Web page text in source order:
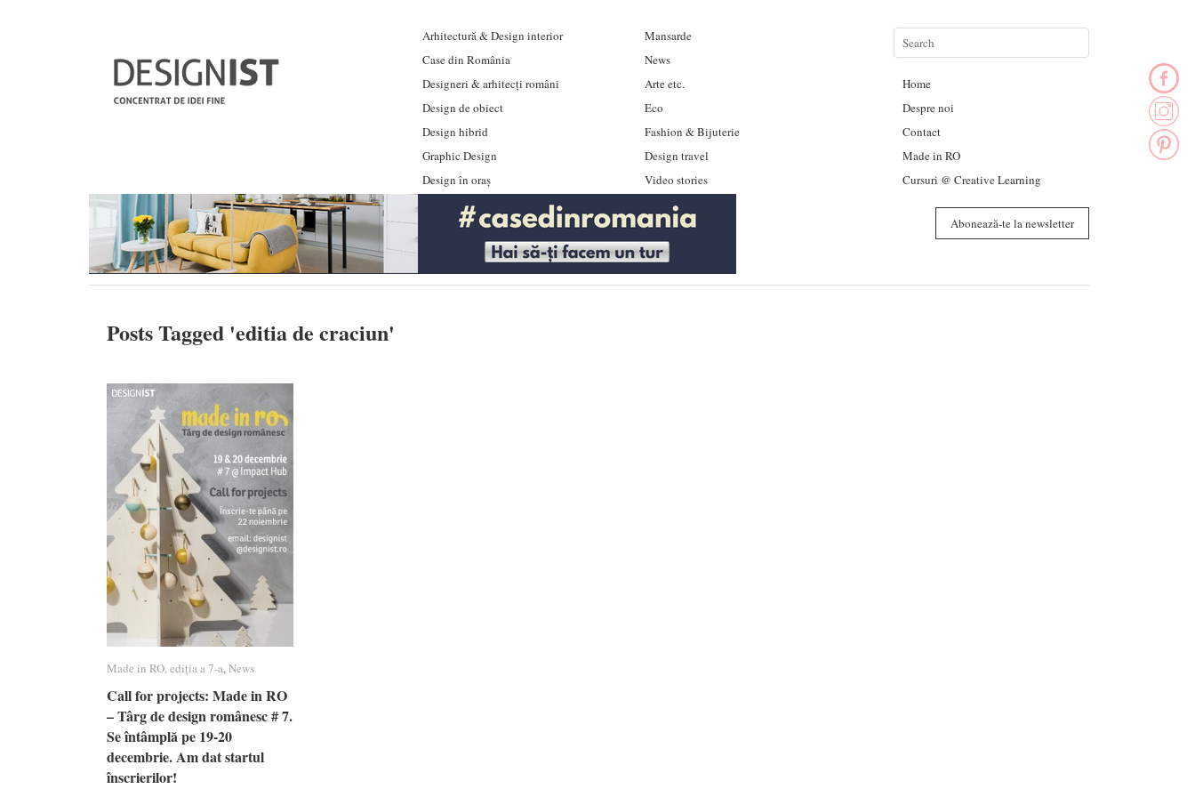
Arhitectură & Design interior
Case din România
Designeri & arhitecți români
Design de obiect
Design hibrid
Graphic Design
Design în oraș
Mansarde
News
Arte etc.
Eco
Fashion & Bijuterie
Design travel
Video stories
Home
Despre noi
Contact
Made in RO
Cursuri @ Creative Learning
Abonează-te la newsletter
Posts Tagged 'editia de craciun'
Made in RO, ediția a 7-a,News
Call for projects: Made in RO
– Târg de design românesc # 7.
Se întâmplă pe 19-20
decembrie. Am dat startul
înscrierilor!
Made in RO, ediția a 7-a News
Call for projects: Made in RO
– Târg de design românesc # 7.
Se întâmplă pe 19-20
decembrie. Am dat startul
înscrierilor!